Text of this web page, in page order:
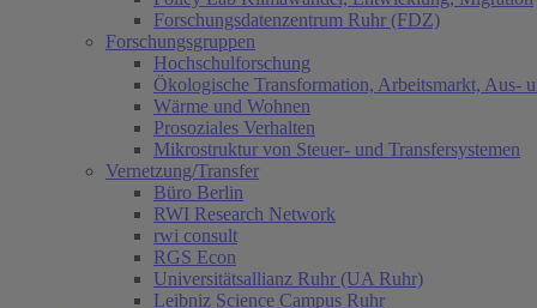
Forschungsdatenzentrum Ruhr (FDZ)
Forschungsgruppen
Hochschulforschung
Ökologische Transformation, Arbeitsmarkt, Aus-
Wärme und Wohnen
Prosoziales Verhalten
Mikrostruktur von Steuer- und Transfersystemen
Vernetzung/Transfer
Büro Berlin
RWI Research Network
rwi consult
RGS Econ
Universitätsallianz Ruhr (UA Ruhr)
Leibniz Science Campus Ruhr